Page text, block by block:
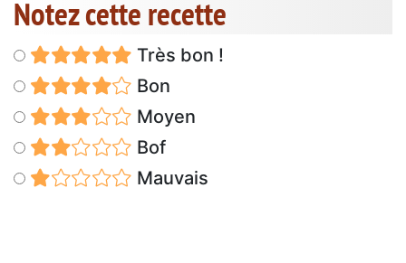
Notez cette recette
Très bon !
Bon
Moyen
Bof
Mauvais